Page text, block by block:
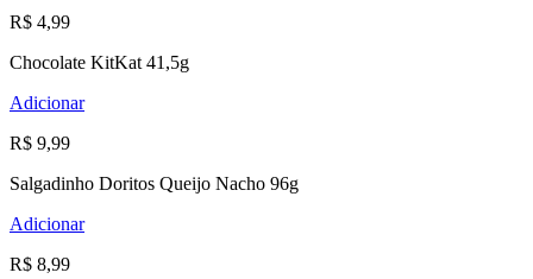
R$ 4,99
Chocolate KitKat 41,5g
Adicionar
R$ 9,99
Salgadinho Doritos Queijo Nacho 96g
Adicionar
R$ 8,99